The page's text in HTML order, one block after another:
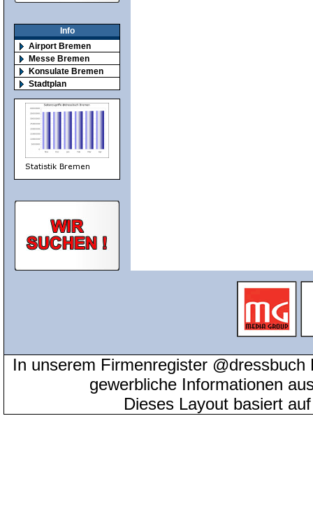
Info
Airport Bremen
Messe Bremen
Konsulate Bremen
Stadtplan
In unserem Firmenregister
gewerbliche Informationen
Dieses Layout basiert